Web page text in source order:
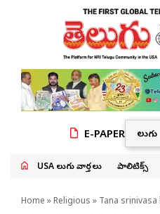
E-PAPER
USA తెలుగు వార్తలు పాలిటిక్స్
Home » Religious » Tana